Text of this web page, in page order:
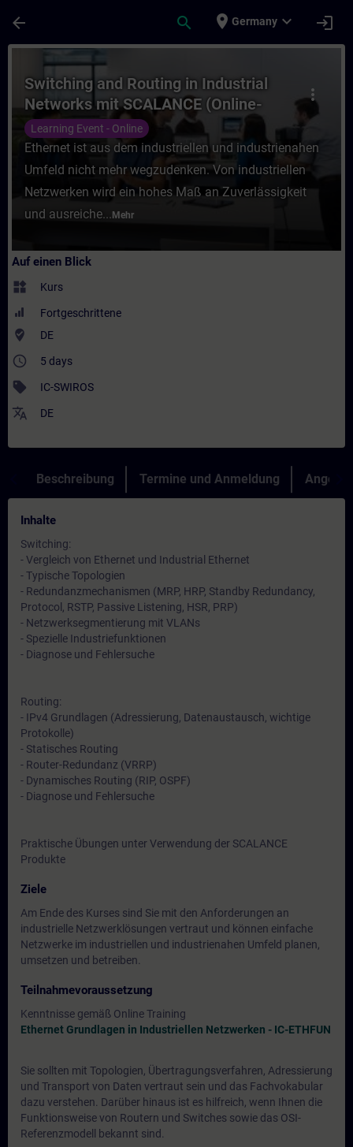
arrow_back search place Germany expand_more login
Kurs - Switching and Routing in
more_vert
Switching and Routing in Industrial
Networks mit SCALANCE (Online-
Training)
Learning Event - Online
Ethernet ist aus dem industriellen und industrienahen
Umfeld nicht mehr wegzudenken. Von industriellen
Netzwerken wird ein hohes Maß an Zuverlässigkeit
und ausreiche... Mehr
Auf einen Blick
widgets Kurs
Fortgeschrittene
where_to_vote DE
access_time 5 days
sell IC-SWIROS
translate DE
Beschreibung Termine und Anmeldung Angebot
Inhalte
Switching:
- Vergleich von Ethernet und Industrial Ethernet
- Typische Topologien
- Redundanzmechanismen (MRP, HRP, Standby Redundancy,
Protocol, RSTP, Passive Listening, HSR, PRP)
- Netzwerksegmentierung mit VLANs
- Spezielle Industriefunktionen
- Diagnose und Fehlersuche
Routing:
- IPv4 Grundlagen (Adressierung, Datenaustausch, wichtige
Protokolle)
- Statisches Routing
- Router-Redundanz (VRRP)
- Dynamisches Routing (RIP, OSPF)
- Diagnose und Fehlersuche
Praktische Übungen unter Verwendung der SCALANCE
Produkte
Ziele
Am Ende des Kurses sind Sie mit den Anforderungen an
industrielle Netzwerklösungen vertraut und können einfache
Netzwerke im industriellen und industrienahen Umfeld planen,
umsetzen und betreiben.
Teilnahmevoraussetzung
Kenntnisse gemäß Online Training
Ethernet Grundlagen in Industriellen Netzwerken - IC-ETHFUN
Sie sollten mit Topologien, Übertragungsverfahren, Adressierung
und Transport von Daten vertraut sein und das Fachvokabular
dazu verstehen. Darüber hinaus ist es hilfreich, wenn Ihnen die
Funktionsweise von Routern und Switches sowie das OSI-
Referenzmodell bekannt sind.